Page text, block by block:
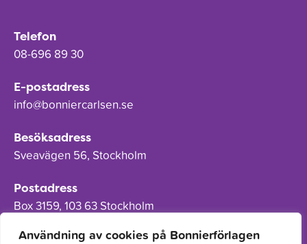
Användning av cookies på Bonnierförlagen
Telefon
08-696 89 30
E-postadress
info@bonniercarlsen.se
Besöksadress
Sveavägen 56, Stockholm
Postadress
Box 3159, 103 63 Stockholm